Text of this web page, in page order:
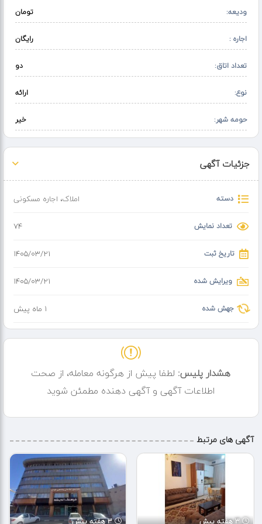
ودیعه: تومان
اجاره : رایگان
تعداد اتاق: دو
نوع: ارائه
حومه شهر: خیر
جزئیات آگهی
دسته املاک، اجاره مسکونی
تعداد نمایش 74
تاریخ ثبت ۱۴۰۵/۰۳/۲۱
ویرایش شده ۱۴۰۵/۰۳/۲۱
جهش شده 1 ماه پیش
هشدار پلیس: لطفا پیش از هرگونه معامله، از صحت
اطلاعات آگهی و آگهی دهنده مطمئن شوید
آگهی های مرتبط
3 هفته پیش 3 هفته پیش